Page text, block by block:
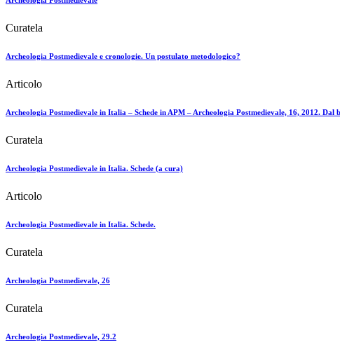
Curatela
Archeologia Postmedievale e cronologie. Un postulato metodologico?
Articolo
Archeologia Postmedievale in Italia – Schede in APM – Archeologia Postmedievale, 16, 2012.
Curatela
Archeologia Postmedievale in Italia. Schede (a cura)
Articolo
Archeologia Postmedievale in Italia. Schede.
Curatela
Archeologia Postmedievale, 26
Curatela
Archeologia Postmedievale, 29.2